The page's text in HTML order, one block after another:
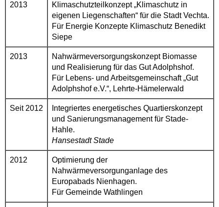
2013
Klimaschutzteilkonzept „Klimaschutz in
eigenen Liegenschaften“ für die Stadt Vechta.
Für Energie Konzepte Klimaschutz Benedikt
Siepe
2013
Nahwärmeversorgungskonzept Biomasse
und Realisierung für das Gut Adolphshof.
Für Lebens- und Arbeitsgemeinschaft „Gut
Adolphshof e.V.“, Lehrte-Hämelerwald
Seit 2012
Integriertes energetisches Quartierskonzept
und Sanierungsmanagement für Stade-
Hahle.
Hansestadt Stade
2012
Optimierung der
Nahwärmeversorgunganlage des
Europabads Nienhagen.
Für Gemeinde Wathlingen